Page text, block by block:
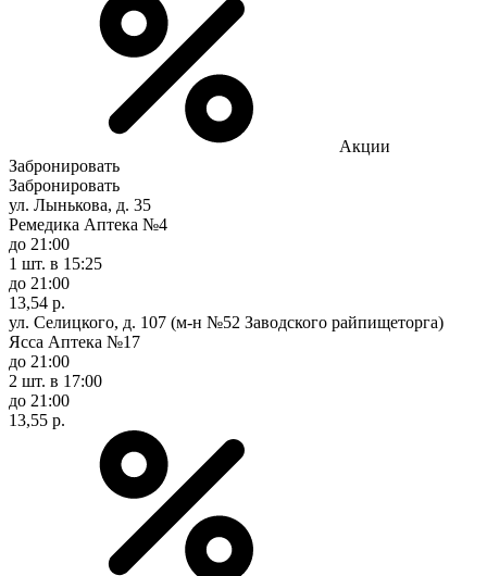
Акции
Забронировать
Забронировать
ул. Лынькова, д. 35
Ремедика Аптека №4
до 21:00
1 шт. в 15:25
до 21:00
13,54 р.
ул. Селицкого, д. 107 (м-н №52 Заводского райпищеторга)
Ясса Аптека №17
до 21:00
2 шт. в 17:00
до 21:00
13,55 р.